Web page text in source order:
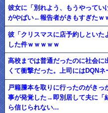
彼女に「別れよう、もうやって
がやばい←報告者がきもすぎたｗ
彼「クリスマスに店予約しといた
した件ｗｗｗｗｗ
高校までは普通だったのに社会
くて衝撃だった。上司にはDQN
戸籍謄本を取りに行ったのがき
事が発覚した→即別居して夫に「
ら信じられない...